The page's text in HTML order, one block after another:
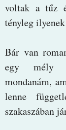
voltak a tűz
tényleg
Bár van
egy mély
mondanám,
lenne
szakaszában